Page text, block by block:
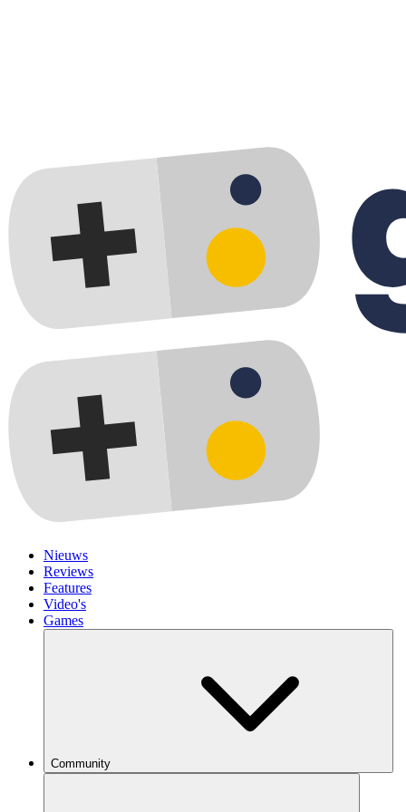
Nieuws
Reviews
Features
Video's
Games
Community